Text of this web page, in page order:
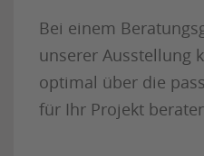
Bei einem
unserer Ausstellung
optimal über die
für Ihr Projekt